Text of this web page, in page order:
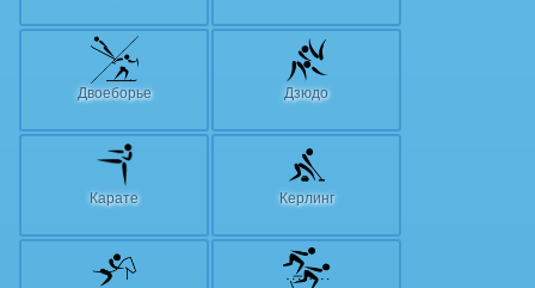
Двоеборье Дзюдо
Карате Керлинг